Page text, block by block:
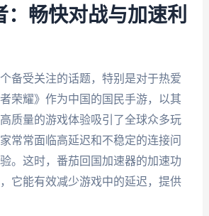
：畅快对战与加速利
备受关注的话题，特别是对于热爱
荣耀》作为中国的国民手游，以其
质量的游戏体验吸引了全球众多玩
常常面临高延迟和不稳定的连接问
。这时，番茄回国加速器的加速功
它能有效减少游戏中的延迟，提供